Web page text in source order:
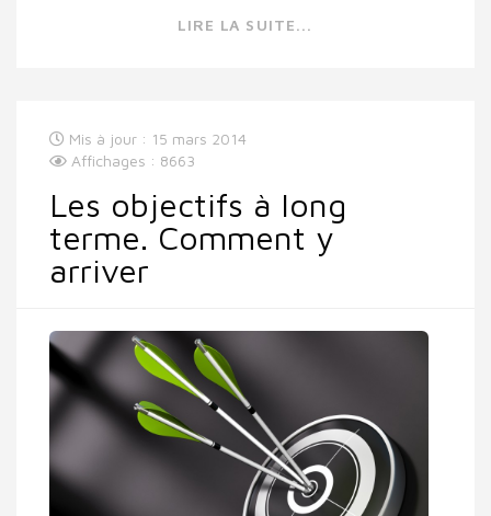
LIRE LA SUITE...
Mis à jour : 15 mars 2014
Affichages : 8663
Les objectifs à long
terme. Comment y
arriver